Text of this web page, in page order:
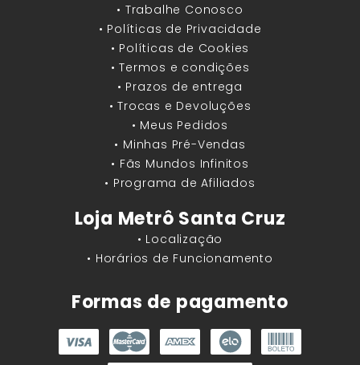
• Trabalhe Conosco
• Políticas de Privacidade
• Políticas de Cookies
• Termos e condições
• Prazos de entrega
• Trocas e Devoluções
• Meus Pedidos
• Minhas Pré-Vendas
• Fãs Mundos Infinitos
• Programa de Afiliados
Loja Metrô Santa Cruz
• Localização
• Horários de Funcionamento
Formas de pagamento